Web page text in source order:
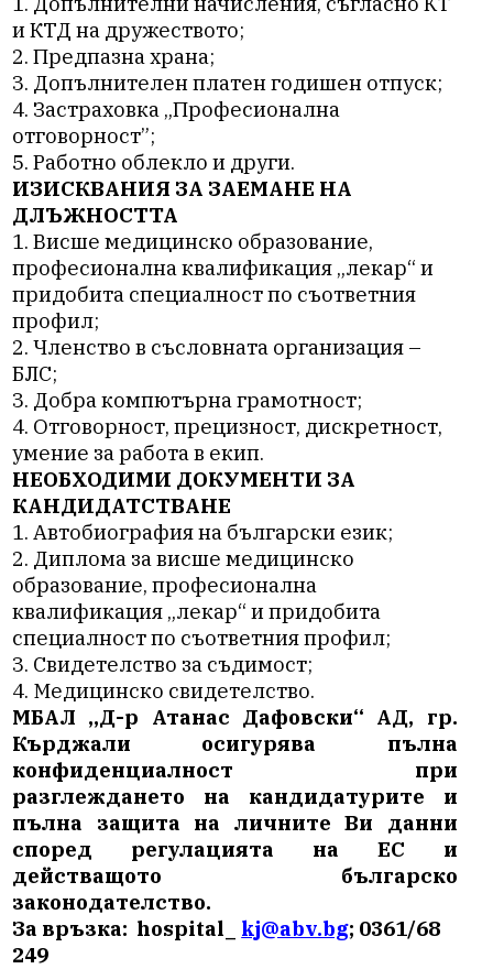
и КТД на дружеството;
2. Предпазна храна;
3. Допълнителен платен годишен отпуск;
4. Застраховка „Професионална
отговорност”;
5. Работно облекло и други.
ИЗИСКВАНИЯ ЗА ЗАЕМАНЕ НА
ДЛЪЖНОСТТА
1. Висше медицинско образование,
професионална квалификация „лекар“ и
придобита специалност по съответния
профил;
2. Членство в съсловната организация –
БЛС;
3. Добра компютърна грамотност;
4. Отговорност, прецизност, дискретност,
умение за работа в екип.
НЕОБХОДИМИ ДОКУМЕНТИ ЗА
КАНДИДАТСТВАНЕ
1. Автобиография на български език;
2. Диплома за висше медицинско
образование, професионална
квалификация „лекар“ и придобита
специалност по съответния профил;
3. Свидетелство за съдимост;
4. Медицинско свидетелство.
МБАЛ „Д-р Атанас Дафовски“ АД, гр.
Кърджали осигурява пълна
конфиденциалност при
разглеждането на кандидатурите и
пълна защита на личните Ви данни
според регулацията на ЕС и
действащото българско
законодателство.
За връзка: hospital_ kj@abv.bg; 0361/68
249